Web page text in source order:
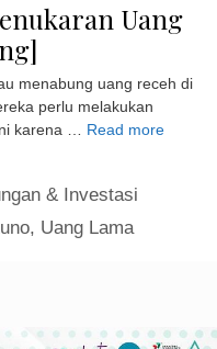
Uang
menabung uang receh di
perlu melakukan
karena …
Read more
& Investasi
, Uang Lama